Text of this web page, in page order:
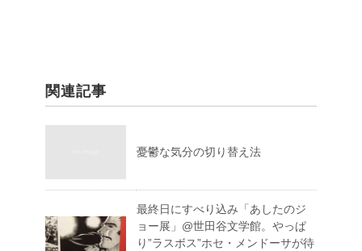
関連記事
憂鬱な気分の切り替え法
最終日にすべり込み「あしたのジ
ョー展」@世田谷文学館。やっぱ
り”ラスボス”ホセ・メンドーサが待